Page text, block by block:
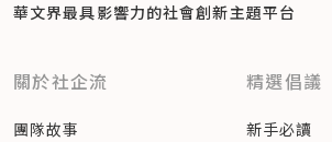
華文界最具影響力的社會創新主題平台
關於社企流
團隊故事
精選倡議
新手必讀